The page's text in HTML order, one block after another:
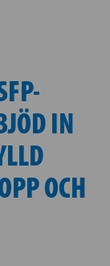
IN
OCH